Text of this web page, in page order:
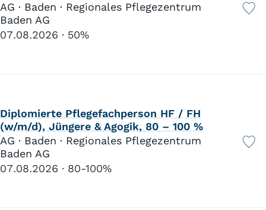
AG · Baden · Regionales Pflegezentrum
Baden AG
07.08.2026
50%
Diplomierte Pflegefachperson HF / FH
(w/m/d), Jüngere & Agogik, 80 – 100 %
AG · Baden · Regionales Pflegezentrum
Baden AG
07.08.2026
80-100%